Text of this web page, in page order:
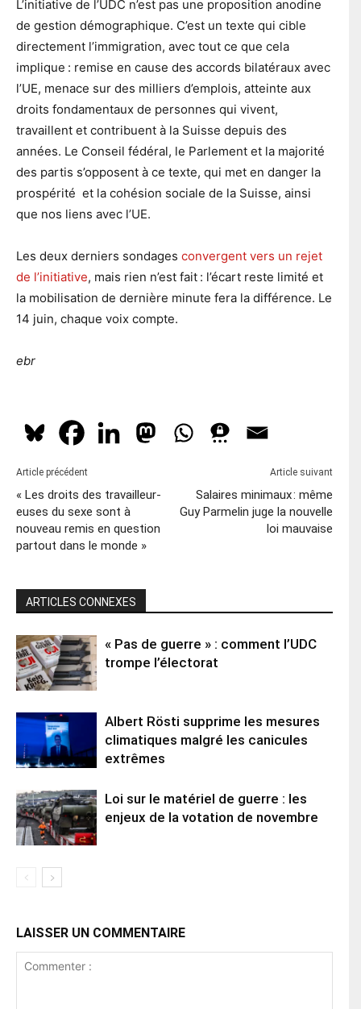
L’initiative de l’UDC n’est pas une proposition anodine
de gestion démographique. C’est un texte qui cible
directement l’immigration, avec tout ce que cela
implique : remise en cause des accords bilatéraux avec
l’UE, menace sur des milliers d’emplois, atteinte aux
droits fondamentaux de personnes qui vivent,
travaillent et contribuent à la Suisse depuis des
années. Le Conseil fédéral, le Parlement et la majorité
des partis s’opposent à ce texte, qui met en danger la
prospérité et la cohésion sociale de la Suisse, ainsi
que nos liens avec l’UE.
Les deux derniers sondages convergent vers un rejet
de l’initiative, mais rien n’est fait : l’écart reste limité et
la mobilisation de dernière minute fera la différence. Le
14 juin, chaque voix compte.
ebr
Article précédent
« Les droits des travailleur-
euses du sexe sont à
nouveau remis en question
partout dans le monde »
Article suivant
Salaires minimaux : même
Guy Parmelin juge la nouvelle
loi mauvaise
ARTICLES CONNEXES
« Pas de guerre » : comment l’UDC
trompe l’électorat
Albert Rösti supprime les mesures
climatiques malgré les canicules
extrêmes
Loi sur le matériel de guerre : les
enjeux de la votation de novembre
LAISSER UN COMMENTAIRE